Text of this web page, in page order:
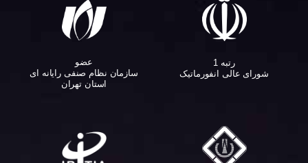
رتبه 1
شورای عالی انفورماتیک
عضو
سازمان نظام صنفی رایانه ای
استان تهران